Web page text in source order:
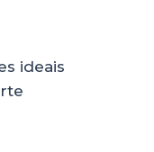
ideais